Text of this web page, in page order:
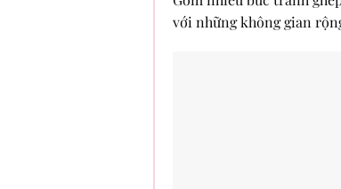
với những không gian